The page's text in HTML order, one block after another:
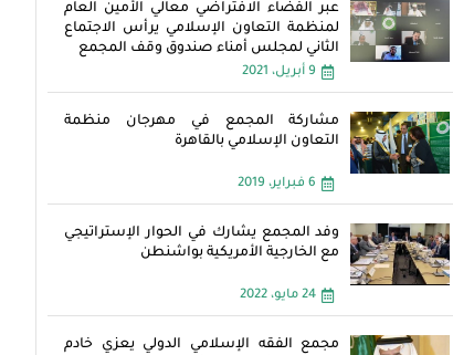
عبر الفضاء الافتراضي معالي الأمين العام
لمنظمة التعاون الإسلامي يرأس الاجتماع
الثاني لمجلس أمناء صندوق وقف المجمع
9 أبريل، 2021
مشاركة المجمع في مهرجان منظمة
التعاون الإسلامي بالقاهرة
6 فبراير، 2019
وفد المجمع يشارك في الحوار الإستراتيجي
مع الخارجية الأمريكية بواشنطن
24 مايو، 2022
مجمع الفقه الإسلامي الدولي يعزي خادم